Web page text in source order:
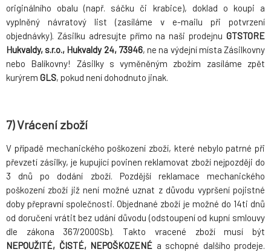
originálního obalu (např. sáčku či krabice), doklad o koupi a
vyplněný návratový list (zasíláme v e-mailu při potvrzení
objednávky). Zásilku adresujte přímo na naši prodejnu GTSTORE
Hukvaldy, s.r.o., Hukvaldy 24, 73946, ne na výdejní místa Zásilkovny
nebo Balíkovny! Zásilky s vyměněným zbožím zasíláme zpět
kurýrem GLS, pokud není dohodnuto jinak.
7) Vrácení zboží
V případě mechanického poškození zboží, které nebylo patrné při
převzetí zásilky, je kupující povinen reklamovat zboží nejpozději do
3 dnů po dodání zboží. Pozdější reklamace mechanického
poškození zboží již není možné uznat z důvodu vypršení pojistné
doby přepravní společnosti. Objednané zboží je možné do 14ti dnů
od doručení vrátit bez udání důvodu (odstoupení od kupní smlouvy
dle zákona 367/2000Sb). Takto vracené zboží musí být
NEPOUŽITÉ, ČISTÉ, NEPOŠKOZENÉ a schopné dalšího prodeje.